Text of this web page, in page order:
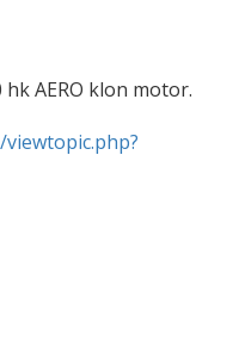
AERO klon motor.